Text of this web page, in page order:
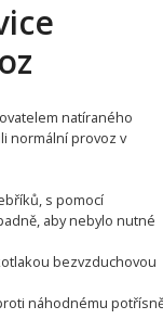
natíraného
normální provoz v
s pomocí
aby nebylo nutné
bezvzduchovou
náhodnému